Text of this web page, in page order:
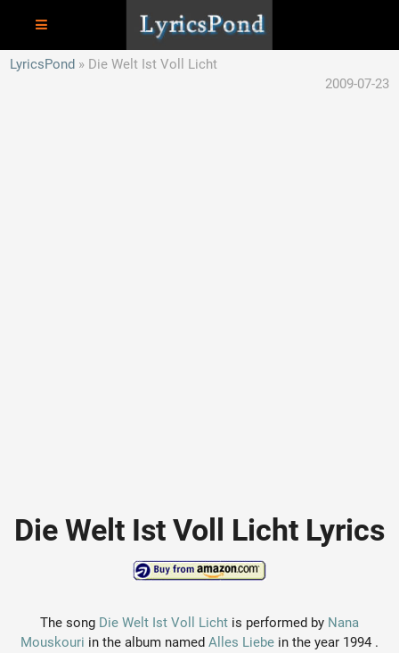
LyricsPond
Die Welt Ist Voll Licht
2009-07-23
Die Welt Ist Voll Licht Lyrics
The song Die Welt Ist Voll Licht is performed by Nana
Mouskouri in the album named Alles Liebe in the year 1994 .